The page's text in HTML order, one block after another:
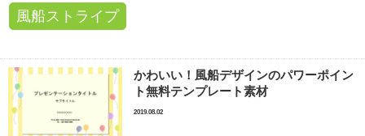
風船ストライプ
かわいい！風船デザインのパワーポイン
ト無料テンプレート素材
2019.08.02